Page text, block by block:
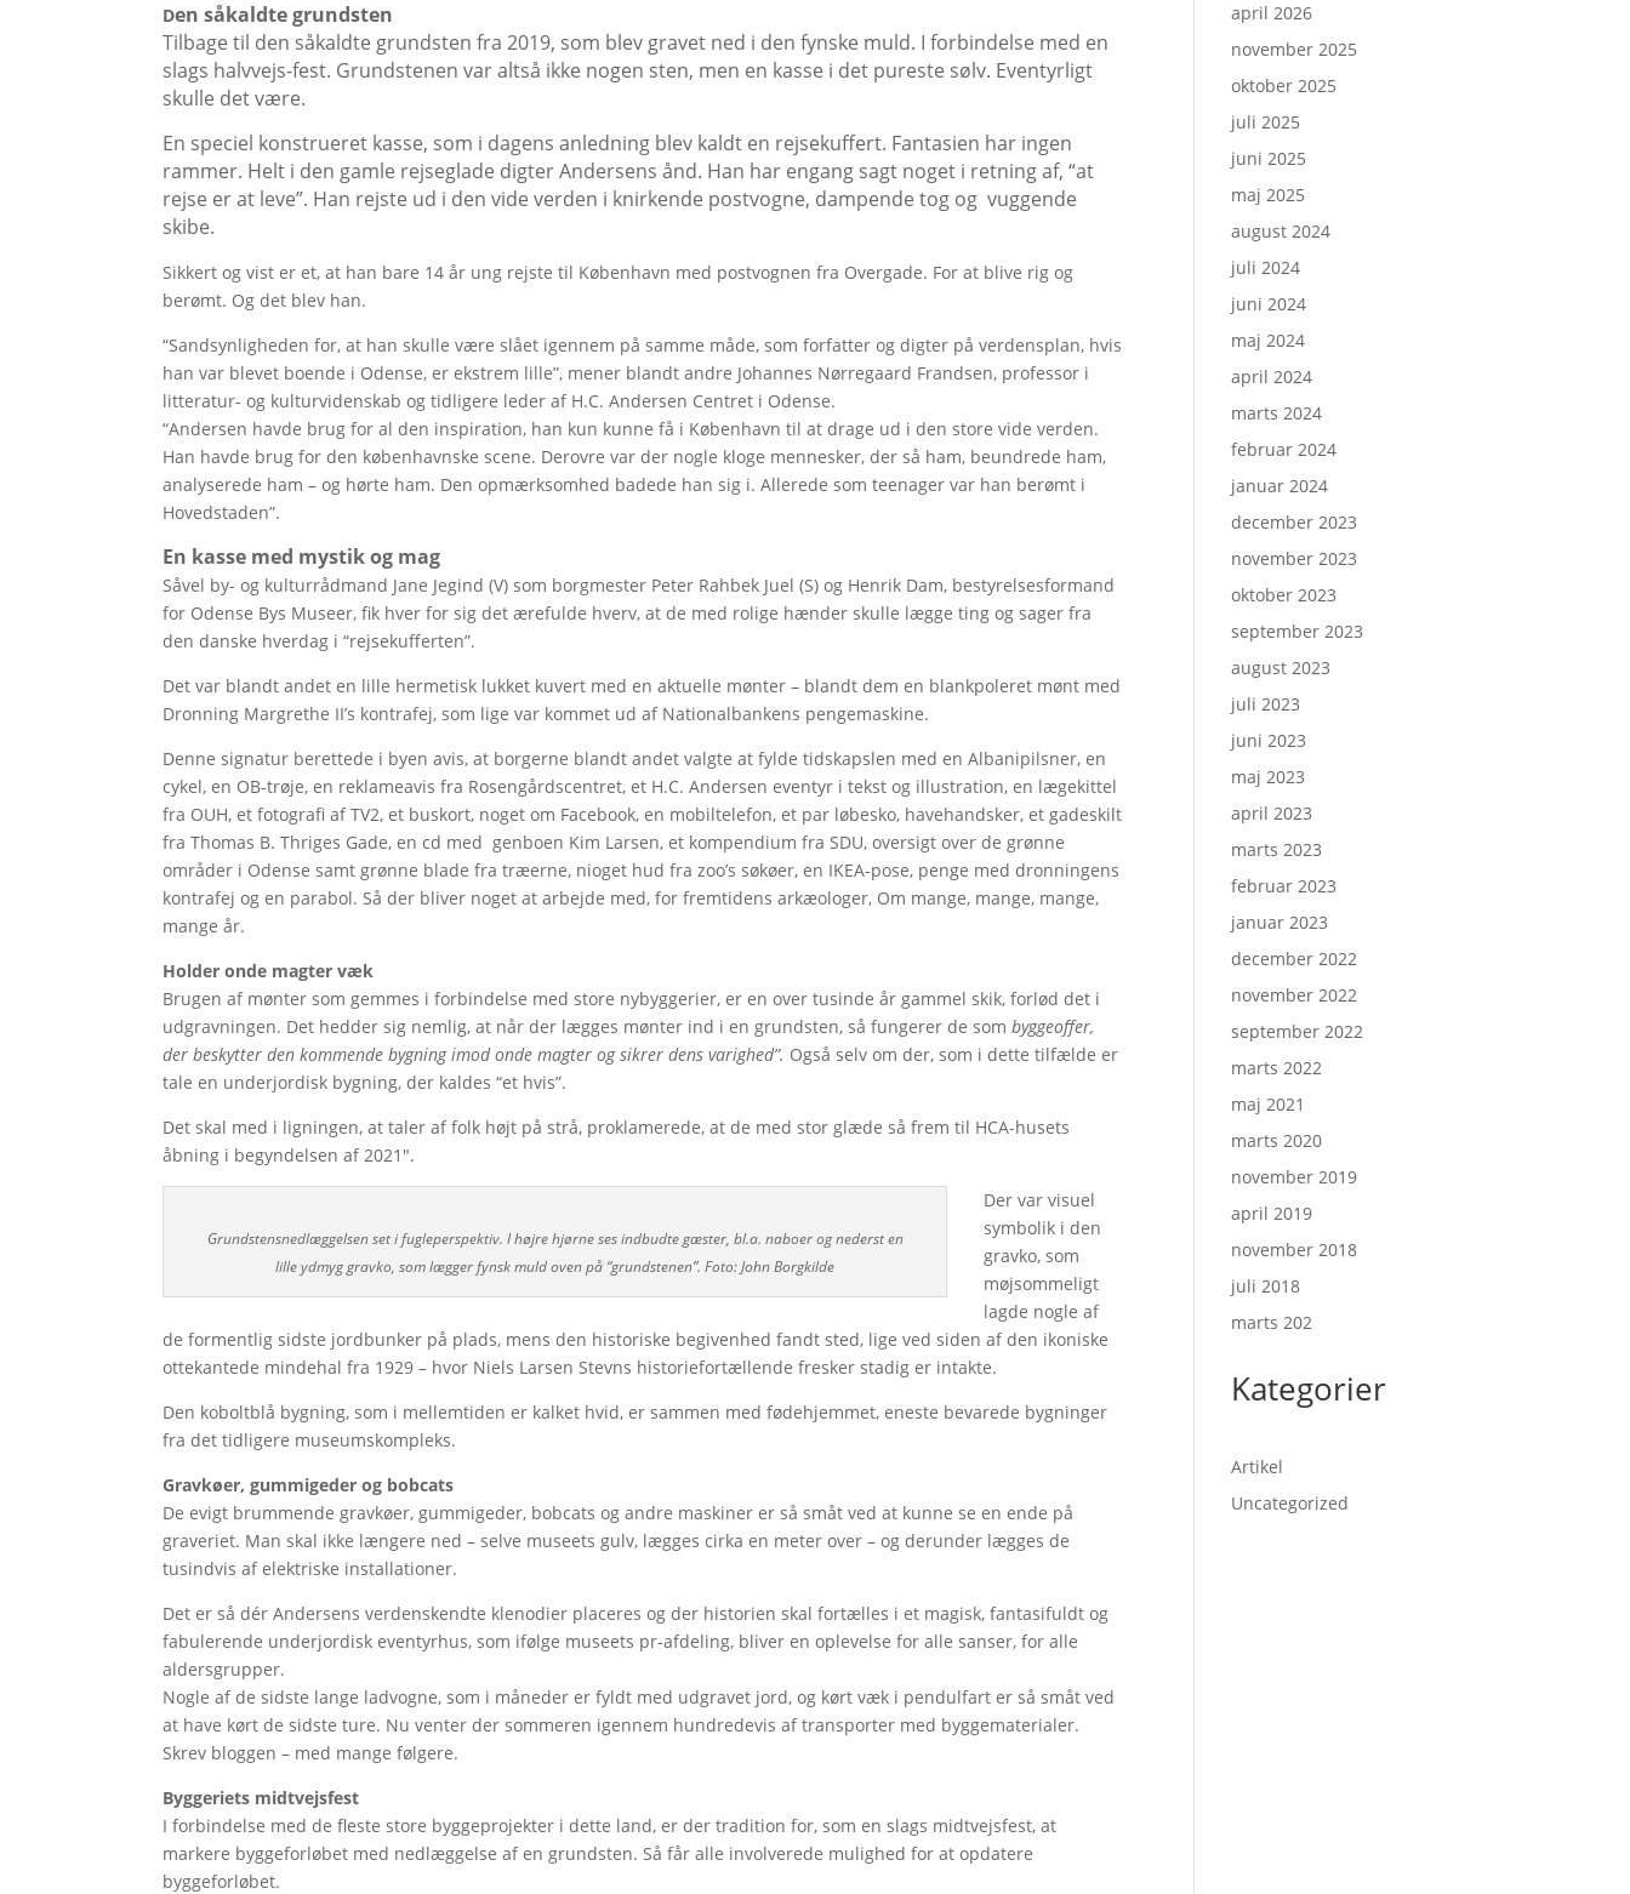
Den såkaldte grundsten
Tilbage til den såkaldte grundsten fra 2019, som blev gravet ned i den fynske muld. I forbindelse med en
slags halvvejs-fest. Grundstenen var altså ikke nogen sten, men en kasse i det pureste sølv. Eventyrligt
skulle det være.
En speciel konstrueret kasse, som i dagens anledning blev kaldt en rejsekuffert. Fantasien har ingen
rammer. Helt i den gamle rejseglade digter Andersens ånd. Han har engang sagt noget i retning af, “at
rejse er at leve”. Han rejste ud i den vide verden i knirkende postvogne, dampende tog og vuggende
skibe.
Sikkert og vist er et, at han bare 14 år ung rejste til København med postvognen fra Overgade. For at blive rig og
berømt. Og det blev han.
“Sandsynligheden for, at han skulle være slået igennem på samme måde, som forfatter og digter på verdensplan, hvis
han var blevet boende i Odense, er ekstrem lille”, mener blandt andre Johannes Nørregaard Frandsen, professor i
litteratur- og kulturvidenskab og tidligere leder af H.C. Andersen Centret i Odense.
“Andersen havde brug for al den inspiration, han kun kunne få i København til at drage ud i den store vide verden.
Han havde brug for den københavnske scene. Derovre var der nogle kloge mennesker, der så ham, beundrede ham,
analyserede ham – og hørte ham. Den opmærksomhed badede han sig i. Allerede som teenager var han berømt i
Hovedstaden”.
En kasse med mystik og mag
Såvel by- og kulturrådmand Jane Jegind (V) som borgmester Peter Rahbek Juel (S) og Henrik Dam, bestyrelsesformand
for Odense Bys Museer, fik hver for sig det ærefulde hverv, at de med rolige hænder skulle lægge ting og sager fra
den danske hverdag i “rejsekufferten”.
Det var blandt andet en lille hermetisk lukket kuvert med en aktuelle mønter – blandt dem en blankpoleret mønt med
Dronning Margrethe II’s kontrafej, som lige var kommet ud af Nationalbankens pengemaskine.
Denne signatur berettede i byen avis, at borgerne blandt andet valgte at fylde tidskapslen med en Albanipilsner, en
cykel, en OB-trøje, en reklameavis fra Rosengårdscentret, et H.C. Andersen eventyr i tekst og illustration, en lægekittel
fra OUH, et fotografi af TV2, et buskort, noget om Facebook, en mobiltelefon, et par løbesko, havehandsker, et gadeskilt
fra Thomas B. Thriges Gade, en cd med genboen Kim Larsen, et kompendium fra SDU, oversigt over de grønne
områder i Odense samt grønne blade fra træerne, nioget hud fra zoo’s søkøer, en IKEA-pose, penge med dronningens
kontrafej og en parabol. Så der bliver noget at arbejde med, for fremtidens arkæologer, Om mange, mange, mange,
mange år.
Holder onde magter væk
Brugen af mønter som gemmes i forbindelse med store nybyggerier, er en over tusinde år gammel skik, forlød det i
udgravningen. Det hedder sig nemlig, at når der lægges mønter ind i en grundsten, så fungerer de sombyggeoffer,
der beskytter den kommende bygning imod onde magter og sikrer dens varighed”. Også selv om der, som i dette tilfælde er
tale en underjordisk bygning, der kaldes “et hvis”.
Det skal med i ligningen, at taler af folk højt på strå, proklamerede, at de med stor glæde så frem til HCA-husets
åbning i begyndelsen af 2021″.
Grundstensnedlæggelsen set i fugleperspektiv. I højre hjørne ses indbudte gæster, bl.a. naboer og nederst en
lille ydmyg gravko, som lægger fynsk muld oven på “grundstenen”. Foto: John Borgkilde
Der var visuel
symbolik i den
gravko, som
møjsommeligt
lagde nogle af
de formentlig sidste jordbunker på plads, mens den historiske begivenhed fandt sted, lige ved siden af den ikoniske
ottekantede mindehal fra 1929 – hvor Niels Larsen Stevns historiefortællende fresker stadig er intakte.
Den koboltblå bygning, som i mellemtiden er kalket hvid, er sammen med fødehjemmet, eneste bevarede bygninger
fra det tidligere museumskompleks.
Gravkøer, gummigeder og bobcats
De evigt brummende gravkøer, gummigeder, bobcats og andre maskiner er så småt ved at kunne se en ende på
graveriet. Man skal ikke længere ned – selve museets gulv, lægges cirka en meter over – og derunder lægges de
tusindvis af elektriske installationer.
Det er så dér Andersens verdenskendte klenodier placeres og der historien skal fortælles i et magisk, fantasifuldt og
fabulerende underjordisk eventyrhus, som ifølge museets pr-afdeling, bliver en oplevelse for alle sanser, for alle
aldersgrupper.
Nogle af de sidste lange ladvogne, som i måneder er fyldt med udgravet jord, og kørt væk i pendulfart er så småt ved
at have kørt de sidste ture. Nu venter der sommeren igennem hundredevis af transporter med byggematerialer.
Skrev bloggen – med mange følgere.
Byggeriets midtvejsfest
I forbindelse med de fleste store byggeprojekter i dette land, er der tradition for, som en slags midtvejsfest, at
markere byggeforløbet med nedlæggelse af en grundsten. Så får alle involverede mulighed for at opdatere
byggeforløbet.
april 2026
november 2025
oktober 2025
juli 2025
juni 2025
maj 2025
august 2024
juli 2024
juni 2024
maj 2024
april 2024
marts 2024
februar 2024
januar 2024
december 2023
november 2023
oktober 2023
september 2023
august 2023
juli 2023
juni 2023
maj 2023
april 2023
marts 2023
februar 2023
januar 2023
december 2022
november 2022
september 2022
marts 2022
maj 2021
marts 2020
november 2019
april 2019
november 2018
juli 2018
marts 202
Kategorier
Artikel
Uncategorized